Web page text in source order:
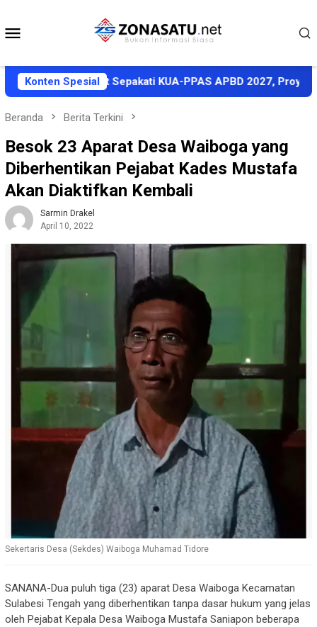
konten
Konten Spesial
Halut Sepakati KUA-PPAS APBD 2027, Proyeksi
Beranda Berita Terkini
Besok 23 Aparat Desa Waiboga yang
Diberhentikan Pejabat Kades Mustafa
Akan Diaktifkan Kembali
Sarmin Drakel
April 10, 2022
Sekertaris Desa (Sekdes) Waiboga Muhamad Tidore
SANANA-Dua puluh tiga (23) aparat Desa Waiboga Kecamatan
Sulabesi Tengah yang diberhentikan tanpa dasar hukum yang jelas
oleh Pejabat Kepala Desa Waiboga Mustafa Saniapon beberapa